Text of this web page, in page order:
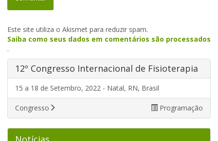
Este site utiliza o Akismet para reduzir spam.
Saiba como seus dados em comentários são processados
.
12º Congresso Internacional de Fisioterapia
15 a 18 de Setembro, 2022 - Natal, RN, Brasil
Congresso Programação